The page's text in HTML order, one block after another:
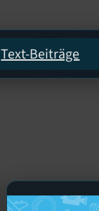
Text-Beiträge